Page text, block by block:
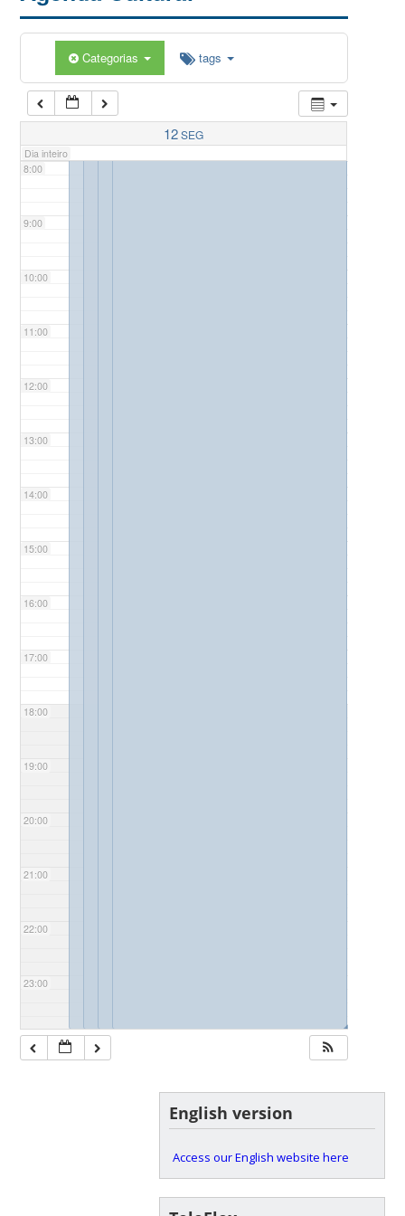
Categorias tags
12SEG
Dia inteiro
5:00
7:00
8:00
9:00
10:00
11:00
12:00
13:00
14:00
15:00
16:00
17:00
18:00
19:00
20:00
21:00
22:00
23:00
◢◢◢◢
English version
Access our English website here